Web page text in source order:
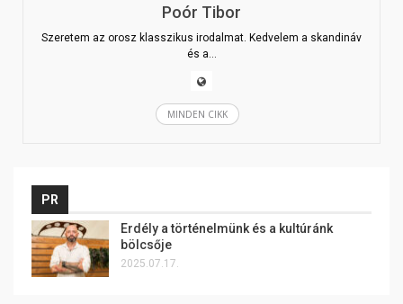
Poór Tibor
Szeretem az orosz klasszikus irodalmat. Kedvelem a skandináv
és a…
MINDEN CIKK
PR
Erdély a történelmünk és a kultúránk
bölcsője
2025.07.17.